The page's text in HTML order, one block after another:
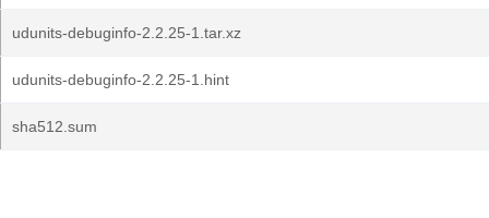
udunits-debuginfo-2.2.25-1.tar.xz
udunits-debuginfo-2.2.25-1.hint
sha512.sum